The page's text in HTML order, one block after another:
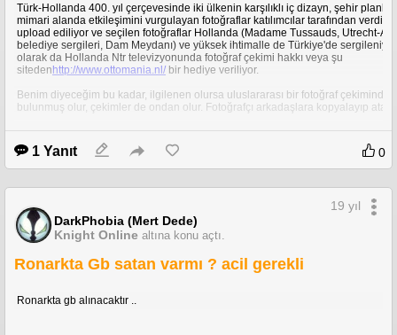
Türk-Hollanda 400. yıl çerçevesinde iki ülkenin karşılıklı iç dizayn, şehir
mimari alanda etkileşimini vurgulayan fotoğraflar katılımcılar tarafından
upload ediliyor ve seçilen fotoğraflar Hollanda (Madame Tussauds, Utrecht-
belediye sergileri, Dam Meydanı) ve yüksek ihtimalle de Türkiye'de
olarak da Hollanda Ntr televizyonunda fotoğraf çekimi hakkı veya şu
sitedenhttp://www.ottomania.nl/ bir hediye veriliyor.
Benim diyeceğim bu kadar, ilgilenen olursa uluslararası bir fotoğraf çekiminde
bulunmuş olur, çekimler de ondan olur. Fotoğrafçı arkadaşlara kopyalayıp
İyi günler. Sevgilerle.
1 Yanıt 0
DarkPhobia (Mert Dede)
Knight Online altına konu açtı.
19 yıl
Ronarkta Gb satan varmı ? acil gerekli
Ronarkta gb alınacaktır ..